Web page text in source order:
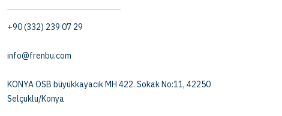
+90 (332) 239 07 29
info@frenbu.com
KONYA OSB büyükkayacık MH 422. Sokak No:11, 42250
Selçuklu/Konya